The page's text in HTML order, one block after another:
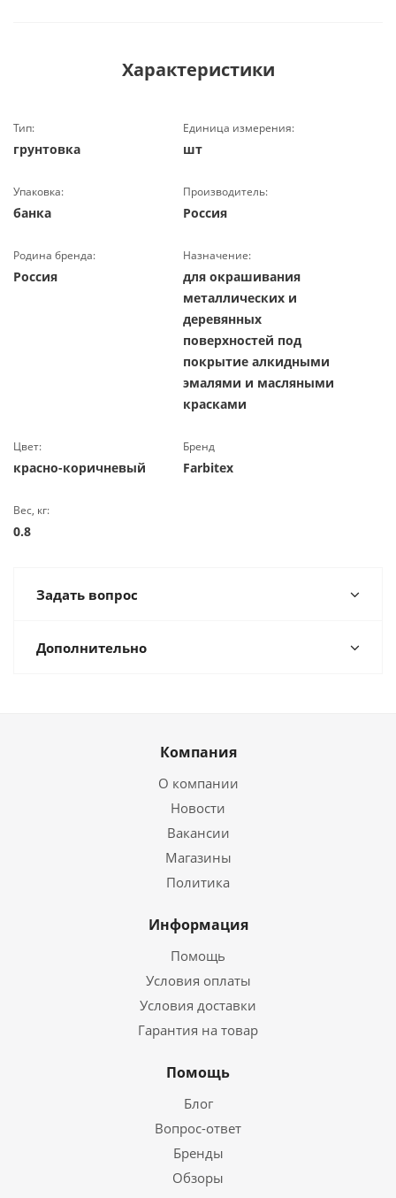
Характеристики
Тип:
грунтовка
Единица измерения:
шт
Упаковка:
банка
Производитель:
Россия
Родина бренда:
Россия
Назначение:
для окрашивания
металлических и
деревянных
поверхностей под
покрытие алкидными
эмалями и масляными
красками
Цвет:
красно-коричневый
Бренд
Farbitex
Вес, кг:
0.8
Задать вопрос
Дополнительно
Компания
О компании
Новости
Вакансии
Магазины
Политика
Информация
Помощь
Условия оплаты
Условия доставки
Гарантия на товар
Помощь
Блог
Вопрос-ответ
Бренды
Обзоры